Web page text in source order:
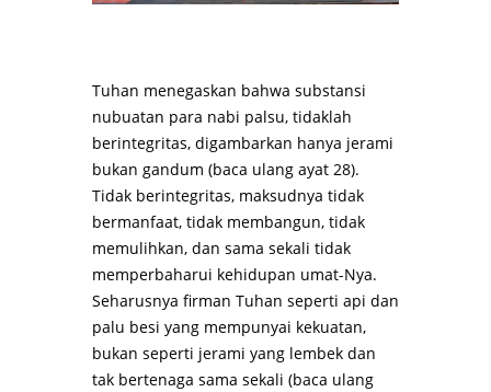
Tuhan menegaskan bahwa substansi
nubuatan para nabi palsu, tidaklah
berintegritas, digambarkan hanya jerami
bukan gandum (baca ulang ayat 28).
Tidak berintegritas, maksudnya tidak
bermanfaat, tidak membangun, tidak
memulihkan, dan sama sekali tidak
memperbaharui kehidupan umat-Nya.
Seharusnya firman Tuhan seperti api dan
palu besi yang mempunyai kekuatan,
bukan seperti jerami yang lembek dan
tak bertenaga sama sekali (baca ulang